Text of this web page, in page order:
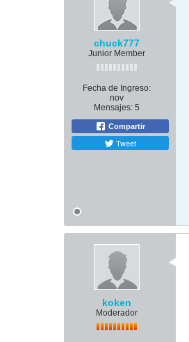
chuck777
Junior Member
Fecha de Ingreso:
nov
Mensajes: 5
Compartir
Tweet
koken
Moderador